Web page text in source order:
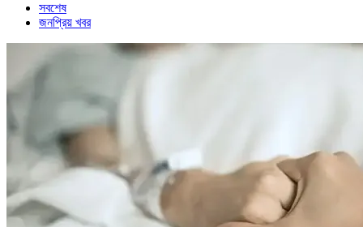
সবশেষ
জনপ্রিয় খবর